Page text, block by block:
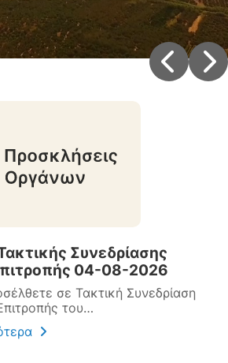
Συνεδρίασης
04-08-2026
σε Τακτική Συνεδρίαση
του…